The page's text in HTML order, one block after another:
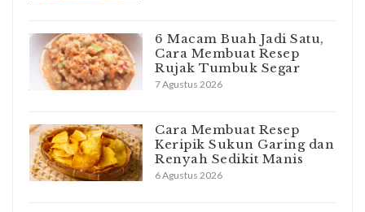
6 Macam Buah Jadi Satu,
Cara Membuat Resep
Rujak Tumbuk Segar
7 Agustus 2026
Cara Membuat Resep
Keripik Sukun Garing dan
Renyah Sedikit Manis
6 Agustus 2026